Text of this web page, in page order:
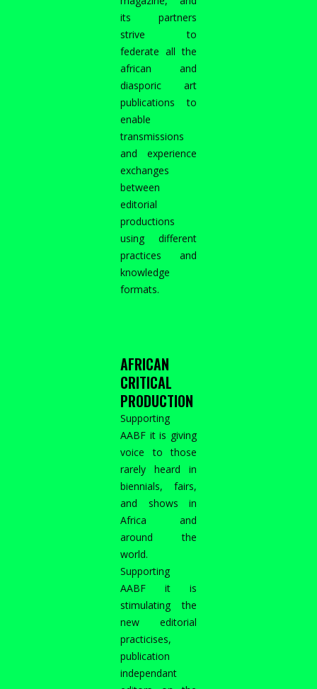
its partners
strive to
federate all the
african and
diasporic art
publications to
enable
transmissions
and experience
exchanges
between
editorial
productions
using different
practices and
knowledge
formats.
AFRICAN
CRITICAL
PRODUCTION
Supporting
AABF it is giving
voice to those
rarely heard in
biennials, fairs,
and shows in
Africa and
around the
world.
Supporting
AABF it is
stimulating the
new editorial
practicises,
publication
independant